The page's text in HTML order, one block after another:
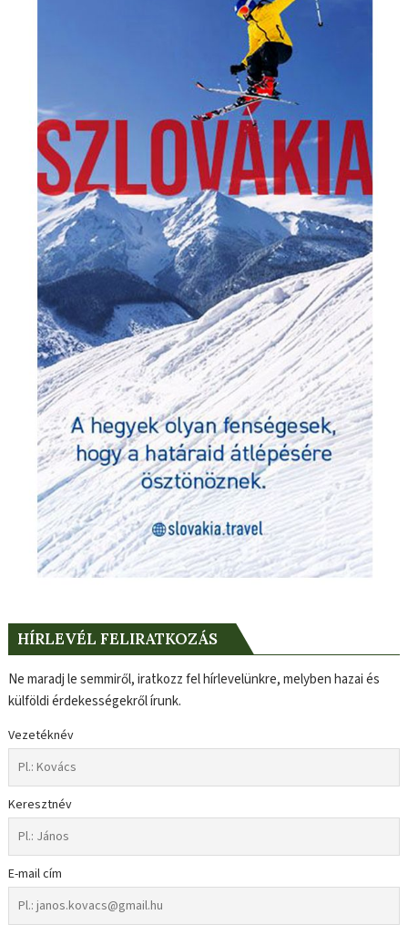
HÍRLEVÉL FELIRATKOZÁS
Ne maradj le semmiről, iratkozz fel hírlevelünkre, melyben hazai és
külföldi érdekességekről írunk.
Vezetéknév
Keresztnév
E-mail cím